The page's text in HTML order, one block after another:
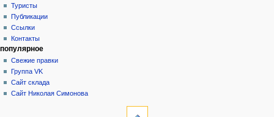
а
ц
и
я
история
Туристы
Публикации
Ссылки
Контакты
популярное
Свежие правки
Группа VK
Сайт склада
Сайт Николая Симонова